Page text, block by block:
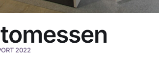
2022